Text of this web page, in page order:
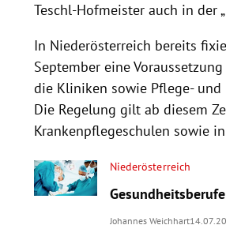
Teschl-Hofmeister auch in der
In Niederösterreich bereits
September eine
die Kliniken sowie Pflege-
Die Regelung gilt ab diesem
Krankenpflegeschulen sowie
Niederösterreich
Johannes Weichhart